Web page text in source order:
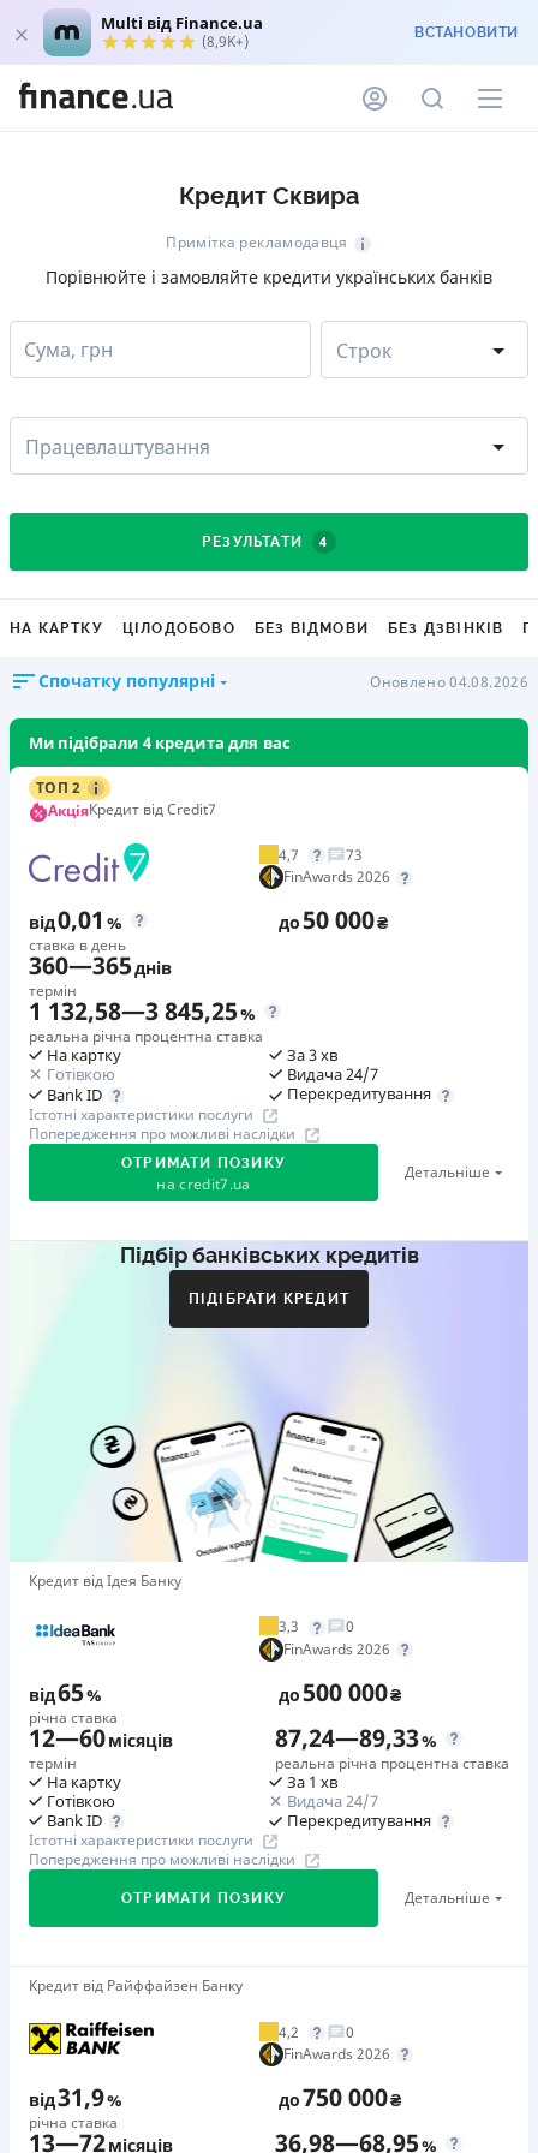
Multi від Finance.ua
(8,9K+) ВСТАНОВИТИ
Кредит Сквира
Примітка рекламодавця
Порівнюйте і замовляйте кредити українських банків
Сума, грн Строк
Працевлаштування
РЕЗУЛЬТАТИ 4
НА КАРТКУ ЦІЛОДОБОВО БЕЗ ВІДМОВИ БЕЗ ДЗВІНКІВ
Спочатку популярні Оновлено 04.08.2026
Ми підібрали 4 кредита для вас
ТОП 2
АкціяКредит від Credit7
4,7
73
FinAwards 2026
від0,01 %
ставка в день
до50 000₴
360—365днів
термін
1 132,58—3 845,25%
реальна річна процентна ставка
На картку
Готівкою
Bank ID
За 3 хв
Видача 24/7
Перекредитування
Істотні характеристики послуги
Попередження про можливі наслідки
ОТРИМАТИ ПОЗИКУ
на credit7.ua
Детальніше
Акція: «Кешбек за друга»
Коли друг реєструється та отримує перший кредит
Бронзовий призер FinAwards 2026 «Найкраща програма
лояльності»
Перший займ
вiд 0,01%/день до 30 000 ₴
Повторний займ
Додаткова комісія за дострокове погашення
у будь-який момент можна повністю погасити позику без
додаткових плат
Страховка
відсутня
Штрафи
Неустойка за невиконання та/або неналежне виконання
споживачем грошових зобов’язань: штраф у розмірі 75%
від суми невиконаного та/або неналежного виконання
зобов’язання на 2-й день кожного факту такого
невиконання та/або неналежного виконання.
Детальніше читайте на сайті МФО.
Необхідні документи
Паспорт,ІПН
Вік
18 - 65 років
Переваги
Підбір банківських кредитів
ПІДІБРАТИ КРЕДИТ
Кредит від Ідея Банку
3,3
0
FinAwards 2026
від65%
річна ставка
до500 000₴
12—60місяців
термін
87,24—89,33%
реальна річна процентна ставка
На картку
Готівкою
Bank ID
За 1 хв
Видача 24/7
Перекредитування
Істотні характеристики послуги
Попередження про можливі наслідки
ОТРИМАТИ ПОЗИКУ Детальніше
🥇Переможець FinAwards 2026
Переможець FinAwards 2026 «Найкращий кредит
готівкою»
вiд 65%/рік до 500 000 ₴
Додаткова комісія за дострокове погашення
Кредит від Райффайзен Банку
4,2
0
FinAwards 2026
від31,9%
річна ставка
до750 000₴
13—72місяців 36,98—68,95%